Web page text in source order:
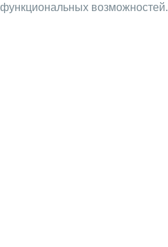
функциональных возможностей.